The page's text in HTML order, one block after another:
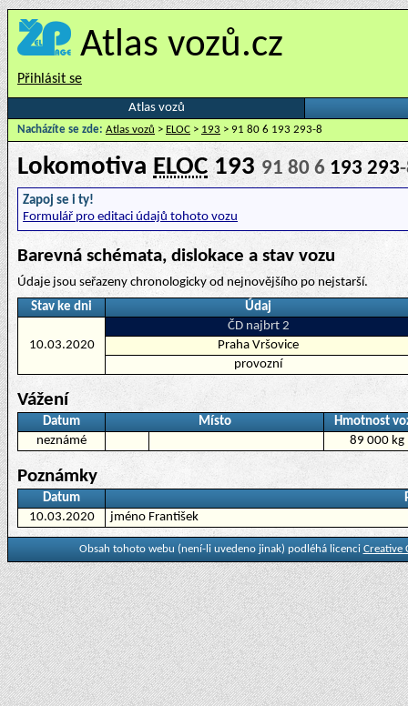
Atlas vozů.cz
Přihlásit se
Atlas vozů
Nacházíte se zde: Atlas vozů > ELOC > 193 > 91 80 6 193 293-8
Lokomotiva ELOC 19391 80 6 193 293
Zapoj se i ty!
Formulář pro editaci údajů tohoto vozu
Barevná schémata, dislokace a stav vozu
Údaje jsou seřazeny chronologicky od nejnovějšího po nejstarší.
Stav ke dni
Údaj
10.03.2020
ČD najbrt 2
Praha Vršovice
provozní
Vážení
Datum Místo
Hmotnost
neznámé
89 000 kg
Poznámky
Datum
10.03.2020
jméno František
Obsah tohoto webu (není-li uvedeno jinak) podléhá licenci Creative